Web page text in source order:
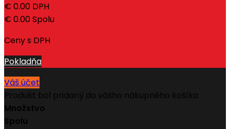
€ 0.00 DPH
€ 0.00Spolu
Ceny s DPH
Pokladňa
Váš účet
Produkt bol pridaný do vášho nákupného košíka
Množstvo
Spolu